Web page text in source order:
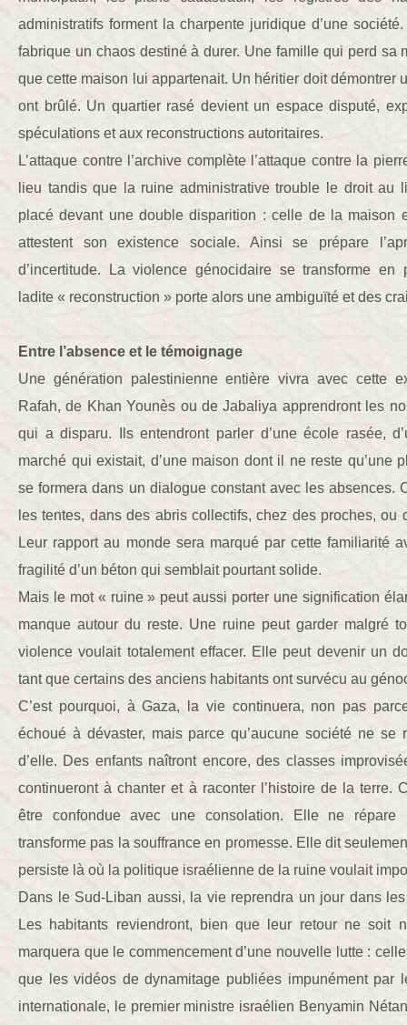
administratifs forment la charpente juridique d’une
fabrique un chaos destiné à durer. Une famille qui perd sa
que cette maison lui appartenait. Un héritier doit démontrer
ont brûlé. Un quartier rasé devient un espace disputé,
spéculations et aux reconstructions autoritaires.
L’attaque contre l’archive complète l’attaque contre la
lieu tandis que la ruine administrative trouble le droit au
placé devant une double disparition : celle de la maison
attestent son existence sociale. Ainsi se prépare
d’incertitude. La violence génocidaire se transforme en
ladite « reconstruction » porte alors une ambiguïté et des
Entre l’absence et le témoignage
Une génération palestinienne entière vivra avec cette
Rafah, de Khan Younès ou de Jabaliya apprendront les
qui a disparu. Ils entendront parler d’une école rasée,
marché qui existait, d’une maison dont il ne reste qu’une
se formera dans un dialogue constant avec les absences.
les tentes, dans des abris collectifs, chez des proches, ou
Leur rapport au monde sera marqué par cette familiarité
fragilité d’un béton qui semblait pourtant solide.
Mais le mot « ruine » peut aussi porter une signification
manque autour du reste. Une ruine peut garder malgré
violence voulait totalement effacer. Elle peut devenir un
tant que certains des anciens habitants ont survécu au
C’est pourquoi, à Gaza, la vie continuera, non pas
échoué à dévaster, mais parce qu’aucune société ne se
d’elle. Des enfants naîtront encore, des classes
continueront à chanter et à raconter l’histoire de la terre.
être confondue avec une consolation. Elle ne répare
transforme pas la souffrance en promesse. Elle dit
persiste là où la politique israélienne de la ruine voulait
Dans le Sud-Liban aussi, la vie reprendra un jour dans
Les habitants reviendront, bien que leur retour ne soit
marquera que le commencement d’une nouvelle lutte :
que les vidéos de dynamitage publiées impunément par
internationale, le premier ministre israélien Benyamin